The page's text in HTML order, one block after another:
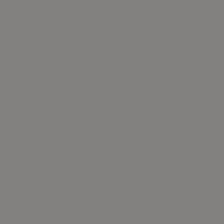
Analytics -
est utilisé pour
un numéro
Il est inclus
conserver
gebruikt om
of A/B-testen te
des
final utilise le
final a pu
des
final utilise le
à
test new
rolled out to all
suivre les
afin
tester en toute
en
soient